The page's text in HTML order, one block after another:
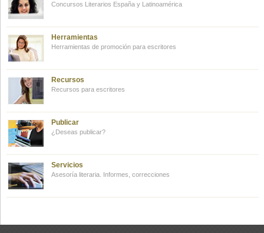
Concursos Literarios España y Latinoamérica
Herramientas
Herramientas de promoción para escritores
Recursos
Recursos para escritores
Publicar
¿Deseas publicar?
Servicios
Asesoría literaria. Informes, correcciones